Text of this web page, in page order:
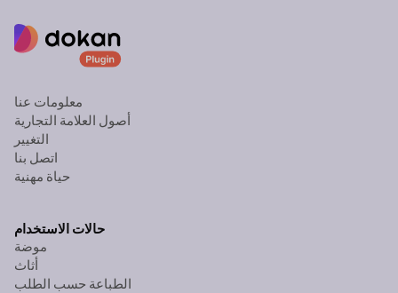
معلومات عنا
أصول العلامة التجارية
التغيير
اتصل بنا
حياة مهنية
حالات الاستخدام
موضة
أثاث
الطباعة حسب الطلب